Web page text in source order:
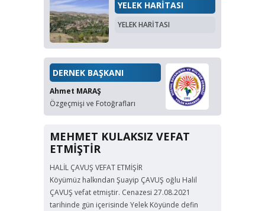
YELEK HARİTASI
YELEK HARİTASI
DERNEK BAŞKANI
Ahmet MARAŞ
Özgeçmişi ve Fotoğrafları
MEHMET KULAKSIZ VEFAT
ETMİŞTİR
HALİL ÇAVUŞ VEFAT ETMİŞİR
Köyümüz halkından Şuayip ÇAVUŞ oğlu Halil
ÇAVUŞ vefat etmiştir. Cenazesi 27.08.2021
tarihinde gün içerisinde Yelek Köyünde defin